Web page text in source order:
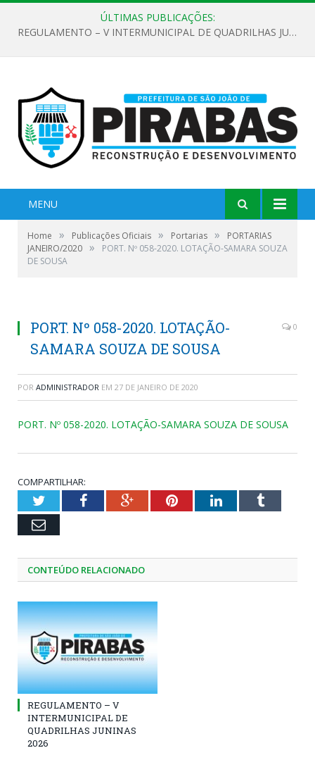
ÚLTIMAS PUBLICAÇÕES:
REGULAMENTO – V INTERMUNICIPAL DE QUADRILHAS JUNINAS 2026
MENU
Home » Publicações Oficiais » Portarias »
PORTARIAS
JANEIRO/2020 »
PORT. Nº 058-2020. LOTAÇÃO-SAMARA SOUZA
DE SOUSA
PORT. Nº 058-2020. LOTAÇÃO-
SAMARA SOUZA DE SOUSA
0
POR ADMINISTRADOR EM 27 DE JANEIRO DE 2020
PORT. Nº 058-2020. LOTAÇÃO-SAMARA SOUZA DE SOUSA
COMPARTILHAR:
TwitterFacebookGoogle+PinterestLinkedInTumblr
Email
CONTEÚDO RELACIONADO
REGULAMENTO – V
INTERMUNICIPAL DE
QUADRILHAS JUNINAS
2026